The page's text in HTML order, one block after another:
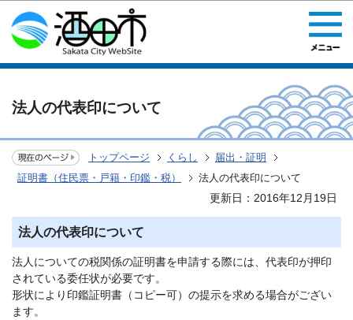
このページの本文へ移動
法人の代表印について
トップページ くらし
届出・証明
証明書（住民票・戸籍・印鑑・税）
法人の代表印について
更新日：2016年12月19日
法人の代表印について
法人についての税関係の証明書を申請する際には、代表印が押印
されている委任状が必要です。
形状により印鑑証明書（コピー可）の提示を求める場合がござい
ます。